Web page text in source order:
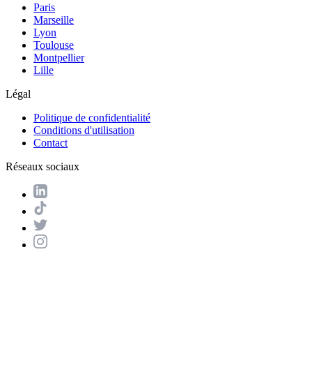
Paris
Marseille
Lyon
Toulouse
Montpellier
Lille
Légal
Politique de confidentialité
Conditions d'utilisation
Contact
Réseaux sociaux